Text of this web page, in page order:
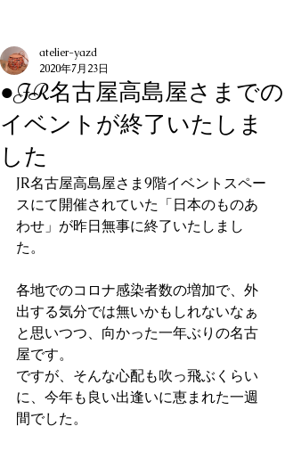
●JR名古屋高島屋さまでの
イベントが終了いたしま
した
atelier-yazd
2020年7月23日
JR名古屋高島屋さま9階イベントスペー
スにて開催されていた「日本のものあ
わせ」が昨日無事に終了いたしまし
た。
各地でのコロナ感染者数の増加で、外
出する気分では無いかもしれないなぁ
と思いつつ、向かった一年ぶりの名古
屋です。
ですが、そんな心配も吹っ飛ぶくらい
に、今年も良い出逢いに恵まれた一週
間でした。